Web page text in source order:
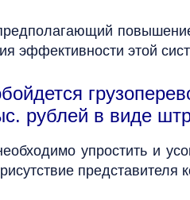
эффективности этой
рублей в виде
упростить и